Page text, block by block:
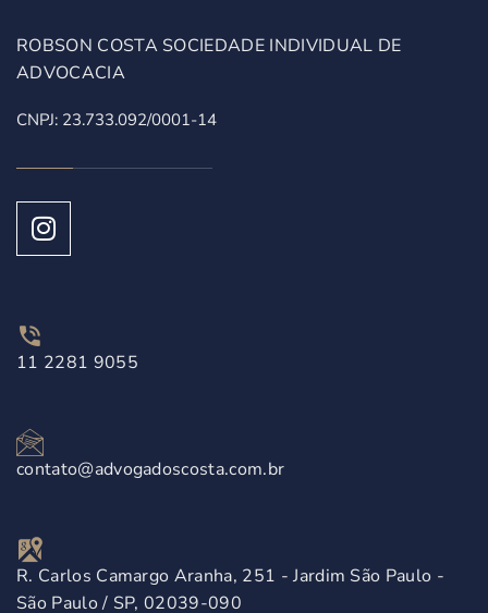
ROBSON COSTA SOCIEDADE INDIVIDUAL DE
ADVOCACIA
CNPJ: 23.733.092/0001-14
11 2281 9055
contato@advogadoscosta.com.br
R. Carlos Camargo Aranha, 251 - Jardim São Paulo -
São Paulo / SP, 02039-090